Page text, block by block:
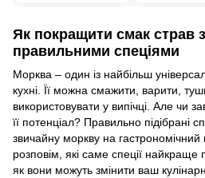
Як покращити смак страв
правильними спеціями
Морква – один із найбільш
кухні. Її можна смажити, варити,
використовувати у випічці. Але чи
її потенціал? Правильно підібрані
звичайну моркву на гастрономічний
розповім, які саме спеції
як вони можуть змінити ваш